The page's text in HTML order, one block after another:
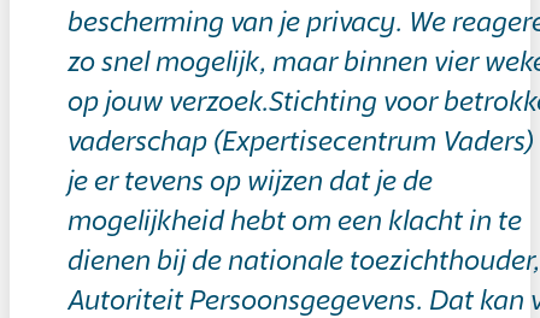
bescherming van je privacy. We
zo snel mogelijk, maar binnen vier
op jouw verzoek.Stichting voor
vaderschap (Expertisecentrum
je er tevens op wijzen dat je de
mogelijkheid hebt om een klacht in te
dienen bij de nationale
Autoriteit Persoonsgegevens. Dat kan